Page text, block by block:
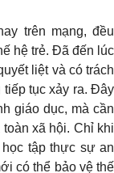
trên mạng, đều
hệ trẻ. Đã đến lúc
liệt và có trách
tục xảy ra. Đây
giáo dục, mà cần
xã hội. Chỉ khi
tập thực sự an
có thể bảo vệ thế